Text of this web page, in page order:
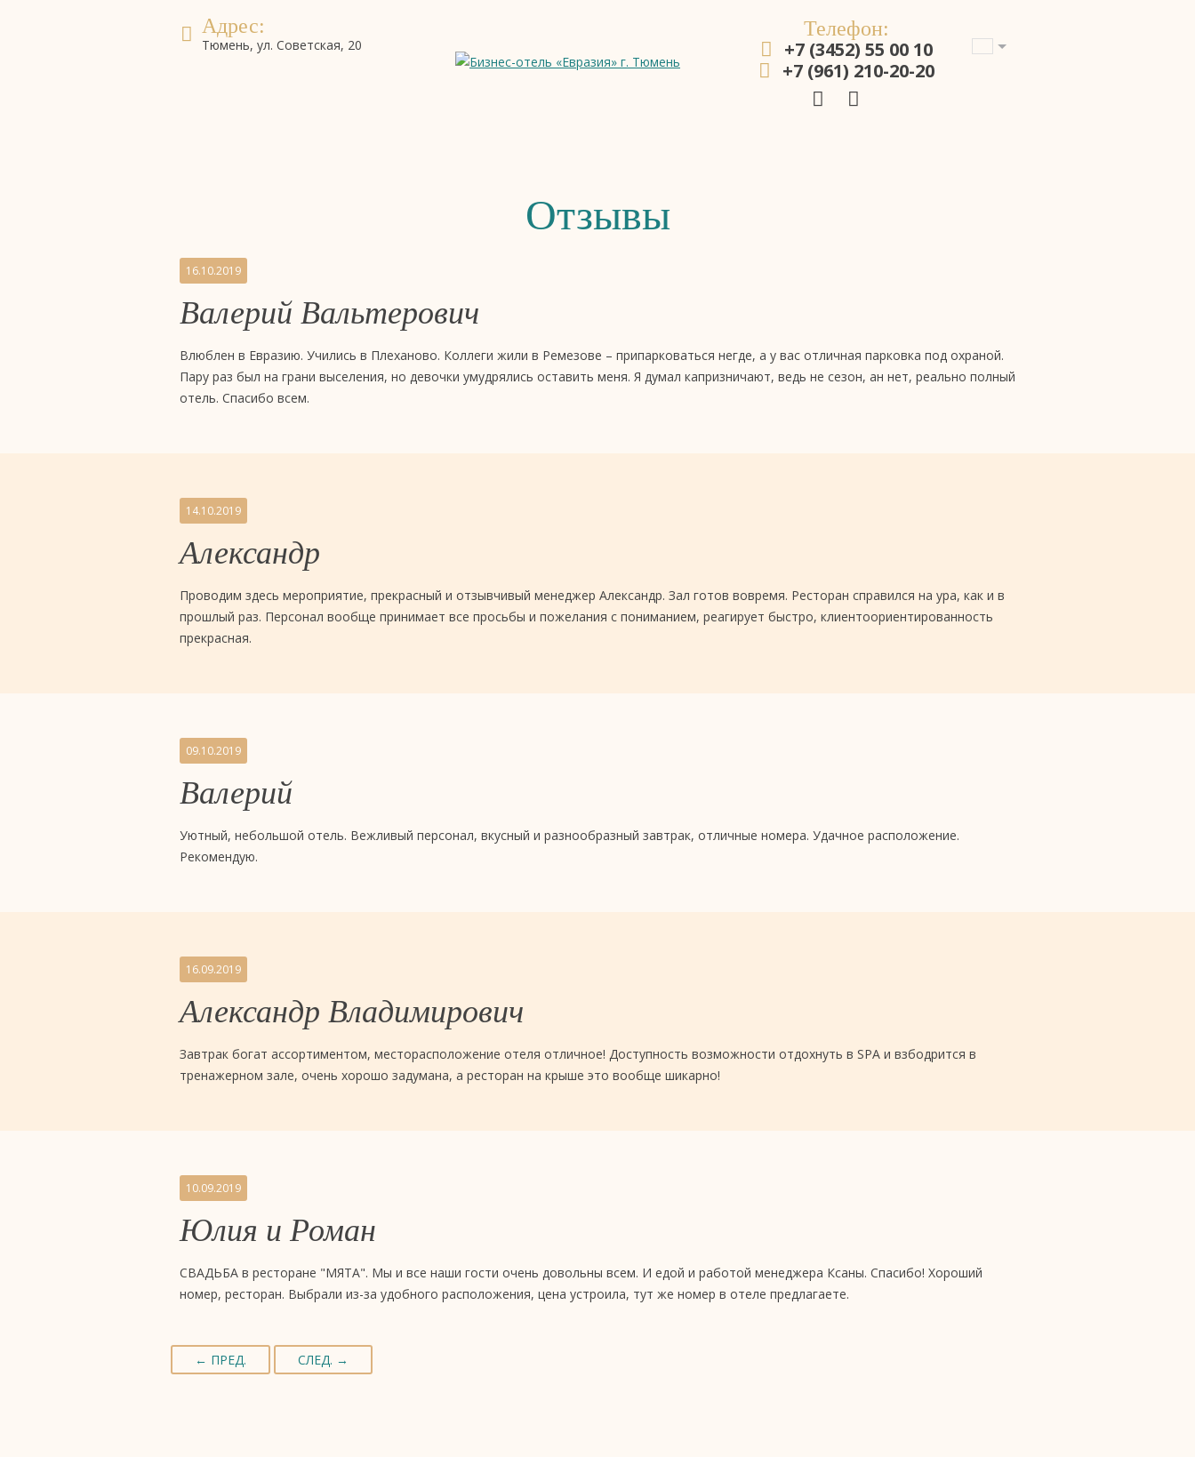
Адрес:
Тюмень, ул. Советская, 20
Телефон:
+7 (3452) 55 00 10
+7 (961) 210-20-20
Отзывы
Отзывы
на
бизнес-
отель
звезды
«Евразия»,
Тюмень
16.10.2019
Валерий Вальтерович
Влюблен в Евразию. Учились в Плеханово. Коллеги жили в Ремезове – припарковаться негде, а у вас отличная парковка под охраной.
Пару раз был на грани выселения, но девочки умудрялись оставить меня. Я думал капризничают, ведь не сезон, ан нет, реально полный
отель. Спасибо всем.
14.10.2019
Александр
Проводим здесь мероприятие, прекрасный и отзывчивый менеджер Александр. Зал готов вовремя. Ресторан справился на ура, как и в
прошлый раз. Персонал вообще принимает все просьбы и пожелания с пониманием, реагирует быстро, клиентоориентированность
прекрасная.
09.10.2019
Валерий
Уютный, небольшой отель. Вежливый персонал, вкусный и разнообразный завтрак, отличные номера. Удачное расположение.
Рекомендую.
16.09.2019
Александр Владимирович
Завтрак богат ассортиментом, месторасположение отеля отличное! Доступность возможности отдохнуть в SPA и взбодрится в
тренажерном зале, очень хорошо задумана, а ресторан на крыше это вообще шикарно!
10.09.2019
Юлия и Роман
СВАДЬБА в ресторане "МЯТА". Мы и все наши гости очень довольны всем. И едой и работой менеджера Ксаны. Спасибо! Хороший
номер, ресторан. Выбрали из-за удобного расположения, цена устроила, тут же номер в отеле предлагаете.
← ПРЕД. СЛЕД. →